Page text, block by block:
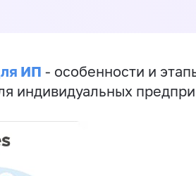
ИП - особенности и
индивидуальных